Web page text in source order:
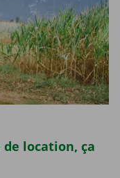
location, ça